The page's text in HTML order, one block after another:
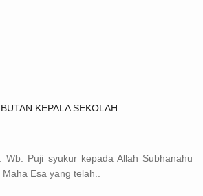
KEPALA SEKOLAH
Wb. Puji syukur kepada Allah Subhanahu
Esa yang telah..